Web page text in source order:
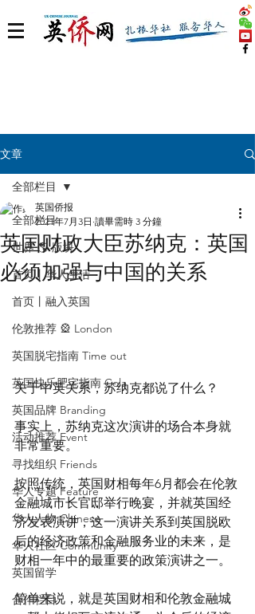
文章
全部栏目
世界 🌎 版块
首页丨华人生活
首页丨融入英国
伦敦推荐 🎡 London
英国脱宅指南 Time out
英国快乐肥宅指南 Cola
英国品牌 Branding
活动推荐 Event
寻找组织 Friends
华人专题 Feature
华人人物 Chinese
华人社区 Community
英国留学
合作栏目
全部栏目
英国财政大臣苏纳克：英国
必须加强与中国的关系
英国侨报
2021年7月3日 讀畢需時 3 分鐘
关于中英关系，苏纳克都说了什么？
事实上，苏纳克这次演讲的场合本身就
非常重要。
按照传统，英国财相每年6月都会在伦敦
金融城市长官邸举行晚宴，并就英国经
济发表演讲，这一演讲关系到英国脱欧
后的经济政策和金融服务业的未来，是
财相一年中的最重要的政策演讲之一。
简单来说，就是英国财相和伦敦金融城